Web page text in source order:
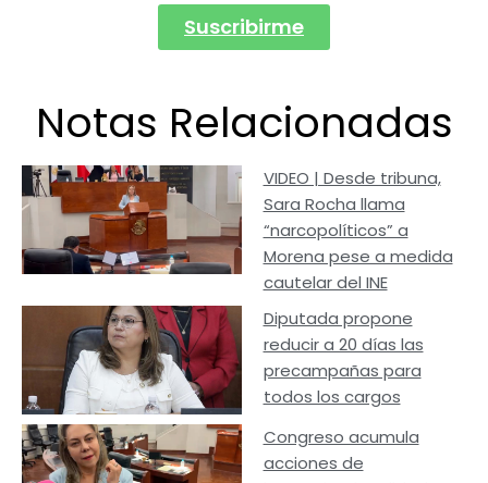
Suscribirme
Notas Relacionadas
VIDEO | Desde tribuna,
Sara Rocha llama
“narcopolíticos” a
Morena pese a medida
cautelar del INE
Diputada propone
reducir a 20 días las
precampañas para
todos los cargos
Congreso acumula
acciones de